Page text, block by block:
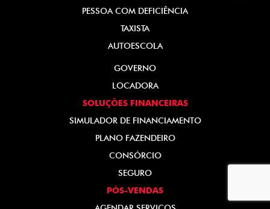
PESSOA COM DEFICIÊNCIA
TAXISTA
AUTOESCOLA
GOVERNO
LOCADORA
SOLUÇÕES FINANCEIRAS
SIMULADOR DE FINANCIAMENTO
PLANO FAZENDEIRO
CONSÓRCIO
SEGURO
PÓS-VENDAS